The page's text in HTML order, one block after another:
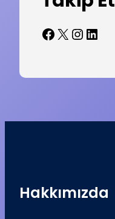
Facebook X InstagramLinkedIn
Hakkımızda